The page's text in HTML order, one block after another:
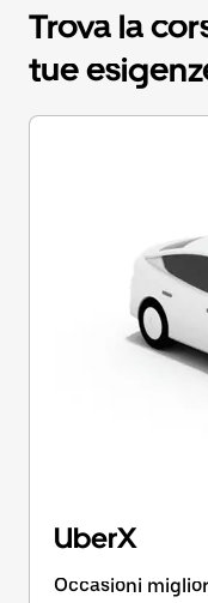
Trova la
tue
UberX
Occasioni